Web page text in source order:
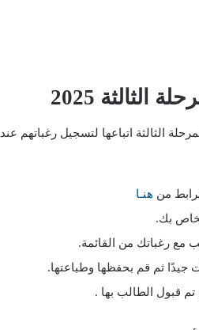
2025
الثالثة اتباعها لتسجيل رغباتهم عند
من هنـا
بك.
مع رغباتك من القائمة.
جيدًا ثم قم بحفظها وطباعتها.
تم قبول الطالب بها .